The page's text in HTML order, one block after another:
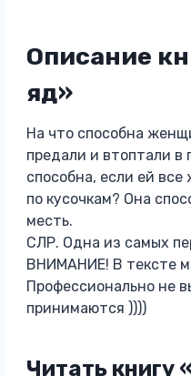
Описание
яд»
На что способна
предали и втоптали в
способна, если ей все
по кусочкам? Она
месть.
СЛР. Одна из самых
ВНИМАНИЕ! В тексте
Профессионально не
принимаются ))))
Читать книгу